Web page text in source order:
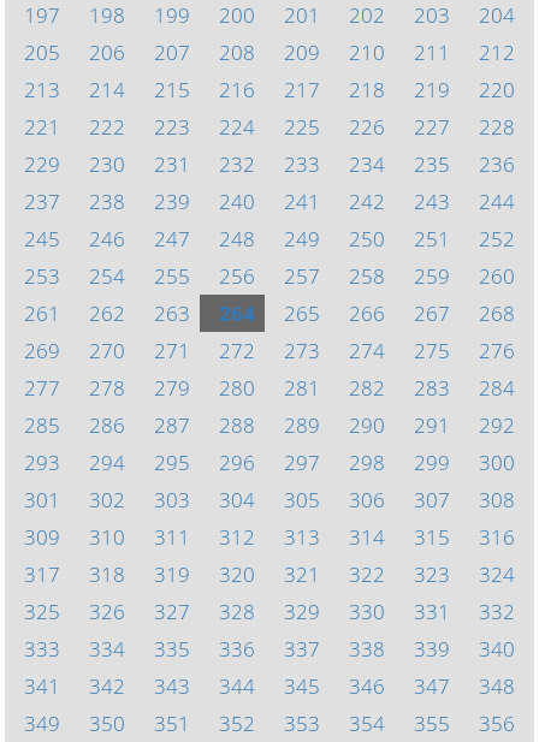
197
198 199 200 201 202 203
204
205
206 207 208 209 210 211
212
213
214 215 216 217 218 219
220
221
222 223 224 225 226 227
228
229
230 231 232 233 234 235
236
237
238 239 240 241 242 243
244
245
246 247 248 249 250 251
252
253
254 255 256 257 258 259
260
261
262 263 264 265 266 267
268
269
270 271 272 273 274 275
276
277
278 279 280 281 282 283
284
285
286 287 288 289 290 291
292
293
294 295 296 297 298 299
300
301
302 303 304 305 306 307
308
309
310 311 312 313 314 315
316
317
318 319 320 321 322 323
324
325
326 327 328 329 330 331
332
333
334 335 336 337 338 339
340
341
342 343 344 345 346 347
348
349
350 351 352 353 354 355 356